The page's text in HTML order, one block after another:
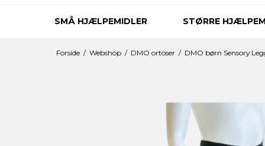
SMÅ HJÆLPEMIDLER STØRRE
Forside / Webshop / DMO ortoser / DMO børn Sensory